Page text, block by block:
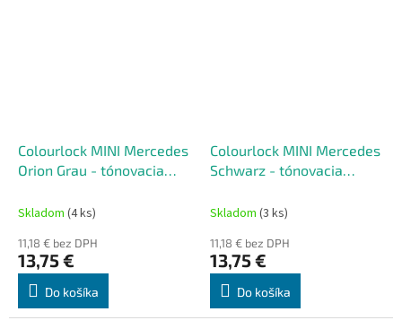
Colourlock MINI Mercedes
Orion Grau - tónovacia
50 ml
Skladom (4 ks)
11,18 € bez DPH
13,75 €
Do košíka
Colourlock MINI Mercedes
Schwarz - tónovacia
50 ml
Skladom (3 ks)
11,18 € bez DPH
13,75 €
Do košíka